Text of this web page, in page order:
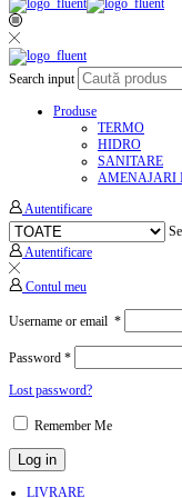
Search input
Produse
TERMO
HIDRO
SANITARE
AMENAJARI
Autentificare
Autentificare
Contul meu
Username or email *
Password *
Lost password?
Remember Me
Log in
LIVRARE